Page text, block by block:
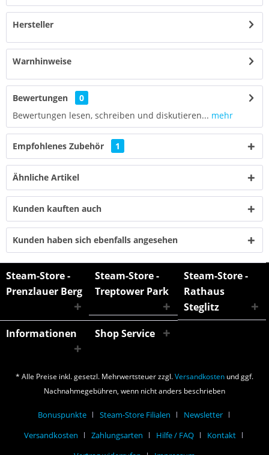
Hersteller
Warnhinweise
Bewertungen
0
Bewertungen lesen, schreiben und diskutieren... mehr
Empfohlenes Zubehör 1
Ähnliche Artikel
Kunden kauften auch
Kunden haben sich ebenfalls angesehen
Steam-Store -
Prenzlauer Berg
Steam-Store -
Treptower Park
Steam-Store -
Rathaus
Steglitz
Informationen
Shop Service
* Alle Preise inkl. gesetzl. Mehrwertsteuer zzgl.Versandkosten und ggf.
Nachnahmegebühren, wenn nicht anders beschrieben
Bonuspunkte Steam-Store Filialen
Newsletter
Versandkosten
Zahlungsarten Hilfe / FAQ
Kontakt